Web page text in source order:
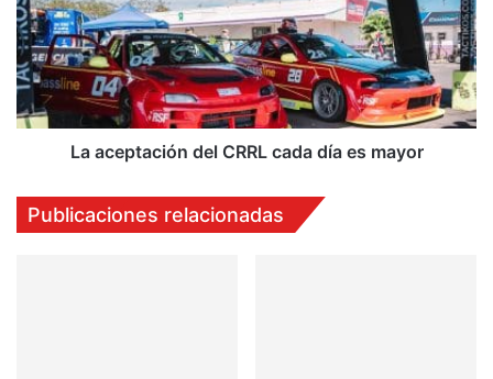
CRRL
cada
día
es
mayor
La aceptación del CRRL cada día es mayor
Publicaciones relacionadas